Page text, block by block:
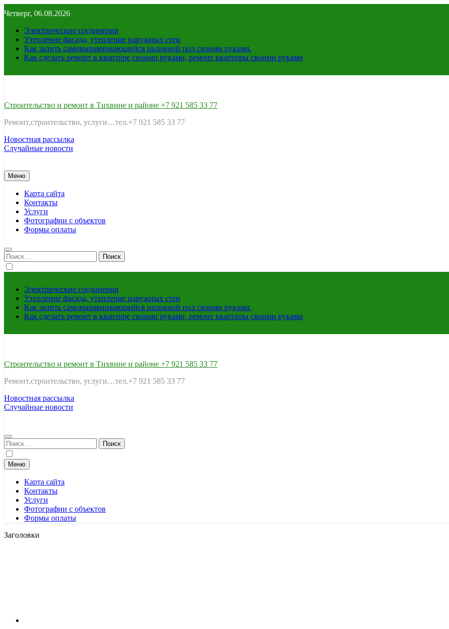
к
содержимому
Четверг, 06.08.2026
Электрические соединения
Утепление фасада, утепление наружных стен
Как залить самовыравнивающийся наливной пол своими руками.
Как сделать ремонт в квартире своими руками, ремонт квартиры своими руками
Строительство и ремонт в Тихвине и районе +7 921 585 33 77
Ремонт,строительство, услуги…тел.+7 921 585 33 77
Новостная рассылка
Случайные новости
Меню
Карта сайта
Контакты
Услуги
Фотографии с объектов
Формы оплаты
Найти:
Электрические соединения
Утепление фасада, утепление наружных стен
Как залить самовыравнивающийся наливной пол своими руками.
Как сделать ремонт в квартире своими руками, ремонт квартиры своими руками
Строительство и ремонт в Тихвине и районе +7 921 585 33 77
Ремонт,строительство, услуги…тел.+7 921 585 33 77
Новостная рассылка
Случайные новости
Найти:
Меню
Карта сайта
Контакты
Услуги
Фотографии с объектов
Формы оплаты
Заголовки